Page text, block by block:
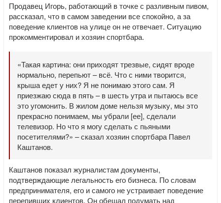
Продавец Игорь, работающий в точке с разливным пивом,
рассказал, что в самом заведении все спокойно, а за
поведение клиентов на улице он не отвечает. Ситуацию
прокомментировал и хозяин спортбара.
«Такая картина: они приходят трезвые, сидят вроде
нормально, перепьют – всё. Что с ними творится,
крыша едет у них? Я не понимаю этого сам. Я
приезжаю сюда в пять – в шесть утра и пытаюсь все
это угомонить. В жилом доме нельзя музыку, мы это
прекрасно понимаем, мы убрали [ее], сделали
телевизор. Но что я могу сделать с пьяными
посетителями?» – сказал хозяин спортбара Павел
Каштанов.
Каштанов показал журналистам документы,
подтверждающие легальность его бизнеса. По словам
предпринимателя, его и самого не устраивает поведение
перепивших клиентов. Он обещал подумать над